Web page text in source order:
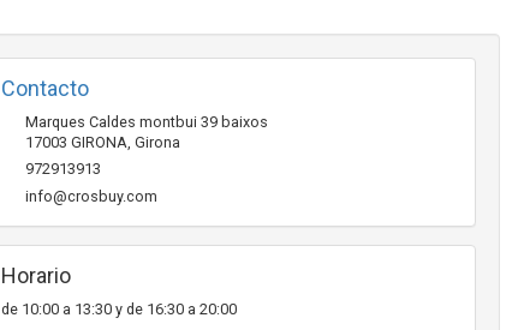
Contacto
Marques Caldes montbui 39 baixos
17003 GIRONA, Girona
972913913
info@crosbuy.com
Horario
de 10:00 a 13:30 y de 16:30 a 20:00